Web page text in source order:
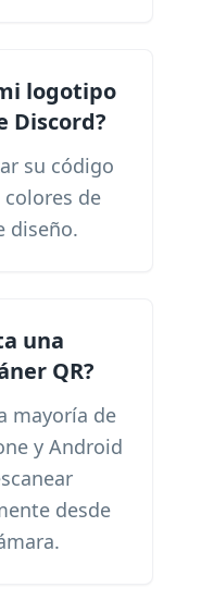
logotipo
Discord?
su código
de
diseño.
una
QR?
mayoría de
y Android
desde